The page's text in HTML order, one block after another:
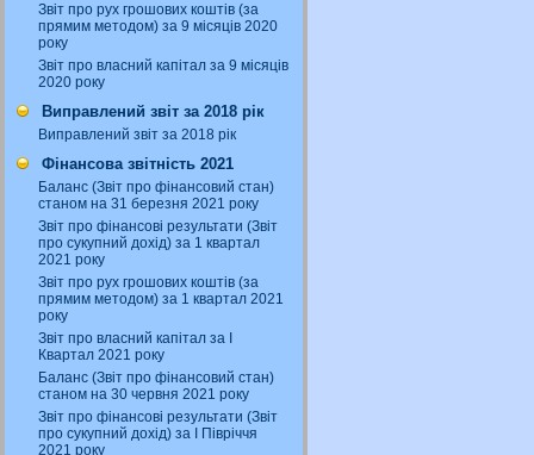
Звіт про рух грошових коштів (за
прямим методом) за 9 місяців 2020
року
Звіт про власний капітал за 9 місяців
2020 року
Виправлений звіт за 2018 рік
Виправлений звіт за 2018 рік
Фінансова звітність 2021
Баланс (Звіт про фінансовий стан)
станом на 31 березня 2021 року
Звіт про фінансові результати (Звіт
про сукупний дохід) за 1 квартал
2021 року
Звіт про рух грошових коштів (за
прямим методом) за 1 квартал 2021
року
Звіт про власний капітал за І
Квартал 2021 року
Баланс (Звіт про фінансовий стан)
станом на 30 червня 2021 року
Звіт про фінансові результати (Звіт
про сукупний дохід) за І Півріччя
2021 року